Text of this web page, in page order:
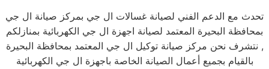
تحدث مع الدعم الفني لصيانة غسالات ال جي بمركز صيانة ال جي
بمحافظة البحيرة المعتمد لصيانة اجهزة ال جي الكهربائية بمنازلكم
, نتشرف نحن مركز صيانة توكيل ال جي المعتمد بمحافظة البحيرة
بالقيام بجميع أعمال الصيانة الخاصة باجهزة ال جي الكهربائية